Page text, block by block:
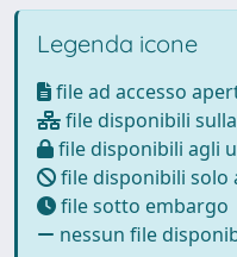
Legenda icone
file ad accesso
file disponibili
file disponibili agli
file disponibili
file sotto embargo
nessun file